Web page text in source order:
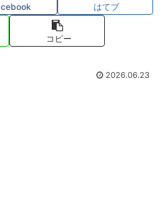
はてブ
コピー
2026.06.23